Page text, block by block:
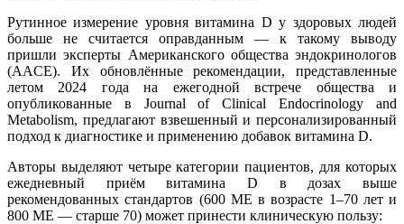
Рутинное измерение уровня витамина D у здоровых людей
больше не считается оправданным — к такому выводу
пришли эксперты Американского общества эндокринологов
(AACE). Их обновлённые рекомендации, представленные
летом 2024 года на ежегодной встрече общества и
опубликованные в Journal of Clinical Endocrinology and
Metabolism, предлагают взвешенный и персонализированный
подход к диагностике и применению добавок витамина D.
Авторы выделяют четыре категории пациентов, для которых
ежедневный приём витамина D в дозах выше
рекомендованных стандартов (600 МЕ в возрасте 1–70 лет и
800 МЕ — старше 70) может принести клиническую пользу: